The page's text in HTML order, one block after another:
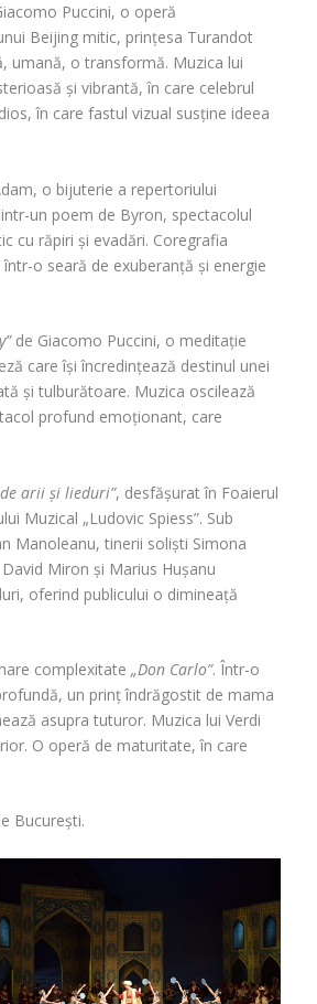
Puccini, o operă
Beijing mitic, prințesa Turandot
umană, o transformă. Muzica lui
și vibrantă, în care celebrul
în care fastul vizual susține ideea
o bijuterie a repertoriului
un poem de Byron, spectacolul
cu răpiri și evadări. Coregrafia
o seară de exuberanță și energie
de Giacomo Puccini, o meditație
care își încredințează destinul unei
și tulburătoare. Muzica oscilează
profund emoționant, care
arii și lieduri”, desfășurat în Foaierul
Muzical „Ludovic Spiess”. Sub
Manoleanu, tinerii soliști Simona
Miron și Marius Hușanu
oferind publicului o dimineață
complexitate„Don Carlo”. Într-o
un prinț îndrăgostit de mama
asupra tuturor. Muzica lui Verdi
O operă de maturitate, în care
București.